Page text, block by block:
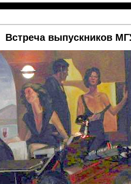
Встреча выпускников